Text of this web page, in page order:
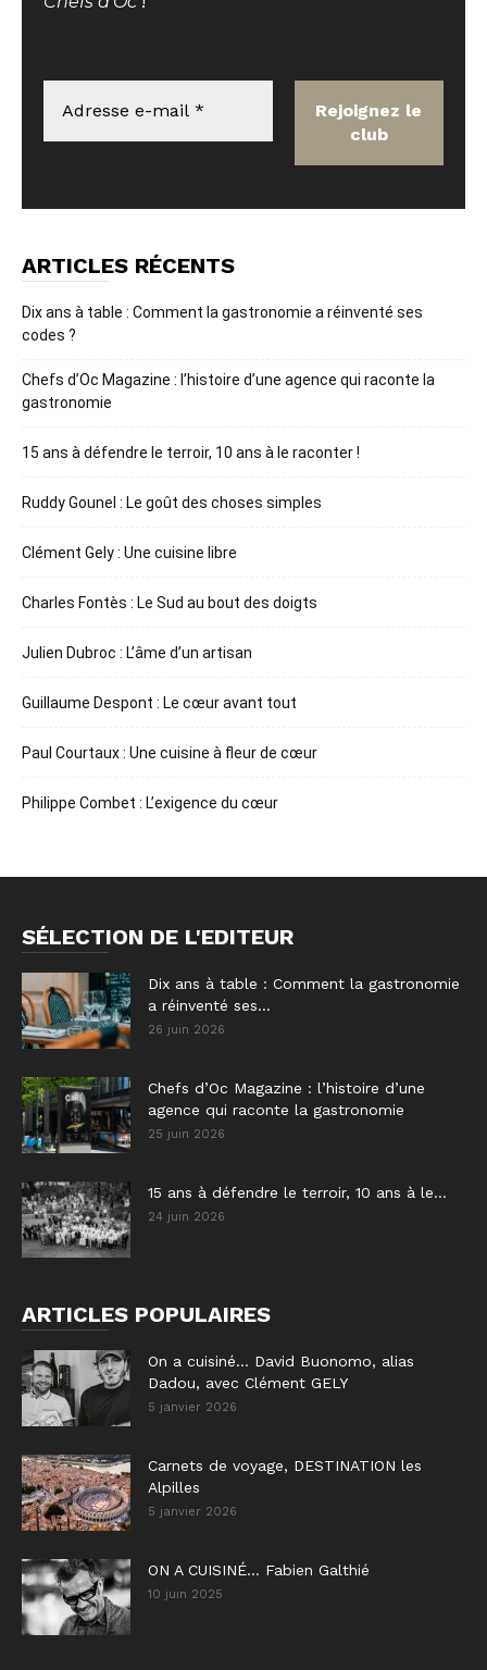
ARTICLES RÉCENTS
Dix ans à table : Comment la gastronomie a réinventé ses
codes ?
Chefs d’Oc Magazine : l’histoire d’une agence qui raconte la
gastronomie
15 ans à défendre le terroir, 10 ans à le raconter !
Ruddy Gounel : Le goût des choses simples
Clément Gely : Une cuisine libre
Charles Fontès : Le Sud au bout des doigts
Julien Dubroc : L’âme d’un artisan
Guillaume Despont : Le cœur avant tout
Paul Courtaux : Une cuisine à fleur de cœur
Philippe Combet : L’exigence du cœur
SÉLECTION DE L'EDITEUR
Dix ans à table : Comment la gastronomie
a réinventé ses...
26 juin 2026
Chefs d’Oc Magazine : l’histoire d’une
agence qui raconte la gastronomie
25 juin 2026
15 ans à défendre le terroir, 10 ans à le...
24 juin 2026
ARTICLES POPULAIRES
On a cuisiné… David Buonomo, alias
Dadou, avec Clément GELY
5 janvier 2026
Carnets de voyage, DESTINATION les
Alpilles
5 janvier 2026
ON A CUISINÉ… Fabien Galthié
10 juin 2025